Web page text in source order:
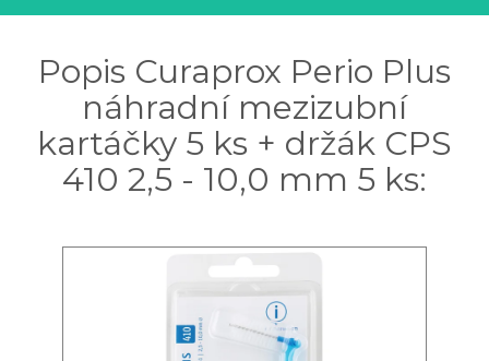
Popis Curaprox Perio Plus
náhradní mezizubní
kartáčky 5 ks + držák CPS
410 2,5 - 10,0 mm 5 ks: